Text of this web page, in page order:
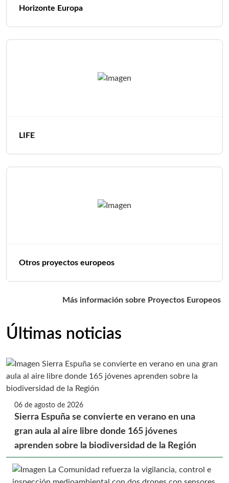
Horizonte Europa
LIFE
Otros proyectos europeos
Más información sobre Proyectos Europeos
Últimas noticias
06 de agosto de 2026
Sierra Espuña se convierte en verano en una
gran aula al aire libre donde 165 jóvenes
aprenden sobre la biodiversidad de la Región